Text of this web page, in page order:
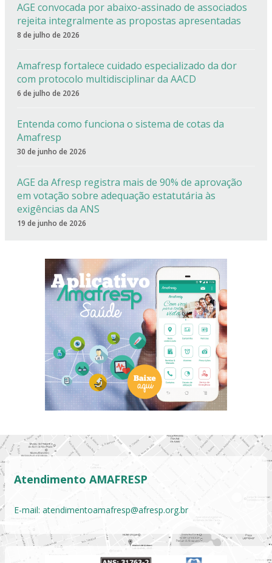
AGE convocada por abaixo-assinado de associados
rejeita integralmente as propostas apresentadas
8 de julho de 2026
Amafresp fortalece cuidado especializado da dor
com protocolo multidisciplinar da AACD
6 de julho de 2026
Entenda como funciona o sistema de cotas da
Amafresp
30 de junho de 2026
AGE da Afresp registra mais de 90% de aprovação
em votação sobre adequação estatutária às
exigências da ANS
19 de junho de 2026
Atendimento AMAFRESP
E-mail: atendimentoamafresp@afresp.org.br